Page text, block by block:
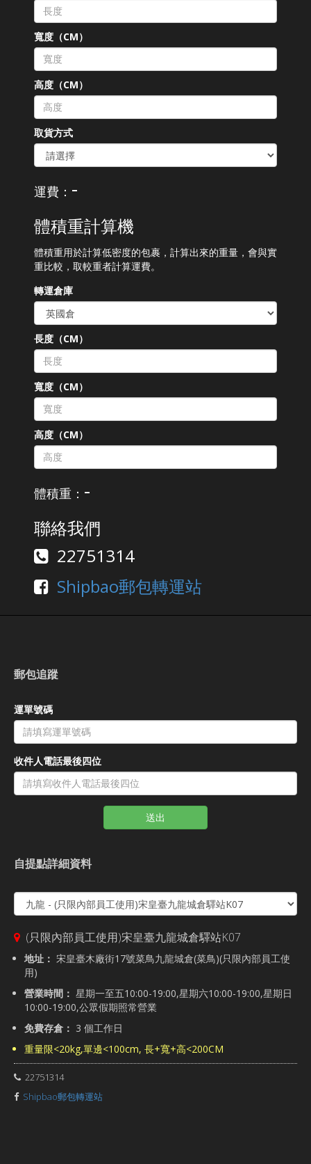
寬度（CM）
高度（CM）
取貨方式
運費： -
體積重計算機
體積重用於計算低密度的包裹，計算出來的重量，會與實
重比較，取較重者計算運費。
轉運倉庫
長度（CM）
寬度（CM）
高度（CM）
體積重： -
聯絡我們
22751314
Shipbao郵包轉運站
郵包追蹤
運單號碼
收件人電話最後四位
送出
自提點詳細資料
(只限內部員工使用)宋皇臺九龍城倉驛站K07
地址： 宋皇臺木廠街17號菜鳥九龍城倉(菜鳥)(只限內部員工使
用)
營業時間： 星期一至五10:00-19:00,星期六10:00-19:00,星期日
10:00-19:00,公眾假期照常營業
免費存倉： 3 個工作日
重量限<20kg,單邊<100cm, 長+寬+高<200CM
22751314
Shipbao郵包轉運站